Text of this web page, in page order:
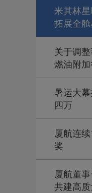
米其林
拓展全
关于调
燃油附
暑运大
四万
厦航连
奖
厦航董
共建高质